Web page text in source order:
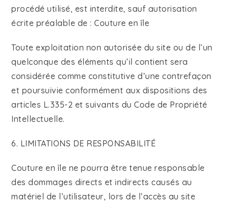
procédé utilisé, est interdite, sauf autorisation
écrite préalable de : Couture en île
Toute exploitation non autorisée du site ou de l’un
quelconque des éléments qu’il contient sera
considérée comme constitutive d’une contrefaçon
et poursuivie conformément aux dispositions des
articles L.335-2 et suivants du Code de Propriété
Intellectuelle.
6. LIMITATIONS DE RESPONSABILITÉ
Couture en île ne pourra être tenue responsable
des dommages directs et indirects causés au
matériel de l’utilisateur, lors de l’accès au site